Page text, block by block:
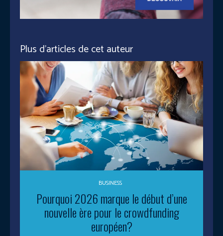
Plus d'articles de cet auteur
BUSINESS
Pourquoi 2026 marque le début d’une
nouvelle ère pour le crowdfunding
européen?